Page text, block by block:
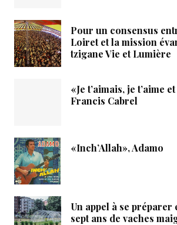
Pour un consensus
Loiret et la mission
tzigane Vie et Lumière
«Je t’aimais, je t’aime
Francis Cabrel
«Inch’Allah», Adamo
Un appel à se préparer
sept ans de vaches